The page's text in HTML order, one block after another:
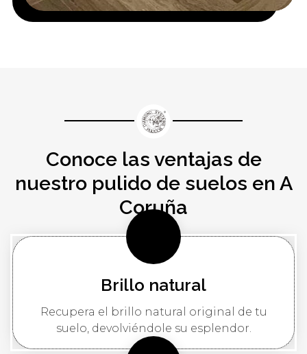
Conoce las ventajas de
nuestro pulido de suelos en A
Coruña
Brillo natural
Recupera el brillo natural original de tu
suelo, devolviéndole su esplendor.